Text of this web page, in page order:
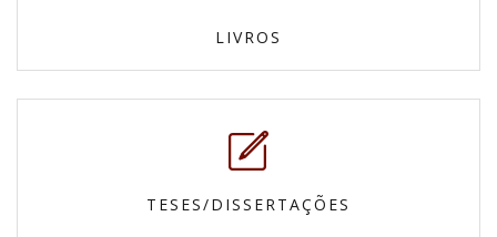
LIVROS
TESES/DISSERTAÇÕES